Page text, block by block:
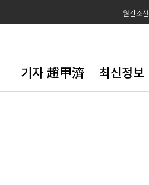
월간조선
기자 趙甲濟 최신정보